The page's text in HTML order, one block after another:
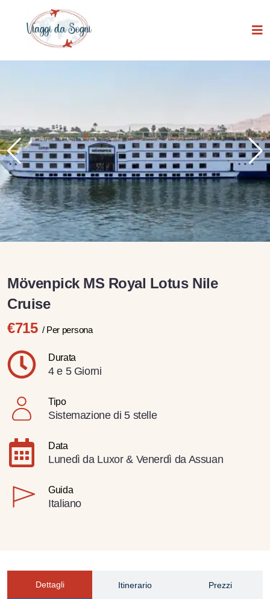
Mövenpick MS Royal Lotus Nile
Cruise
€715 / Per persona
Durata
4 e 5 Giorni
Tipo
Sistemazione di 5 stelle
Data
Lunedì da Luxor & Venerdì da Assuan
Guida
Italiano
Dettagli Itinerario Prezzi